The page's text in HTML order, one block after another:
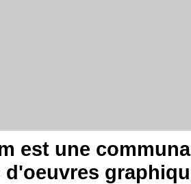
est une